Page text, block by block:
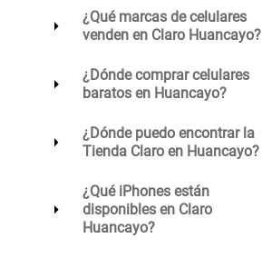
¿Qué marcas de celulares
venden en Claro Huancayo?
¿Dónde comprar celulares
baratos en Huancayo?
¿Dónde puedo encontrar la
Tienda Claro en Huancayo?
¿Qué iPhones están
disponibles en Claro
Huancayo?